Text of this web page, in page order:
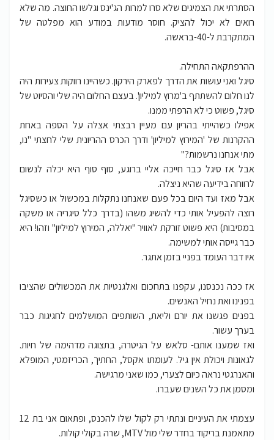
הסתרתי את הצמיגים שלא סרו למרות הג'ינס וגלשו החוצה. מה שלא
רואים לא יכול להציק. חוסר מודעות במודע הוא מפלטה של
המתקרבת ל-40-בראשה.
ההרפתקאה התחילה.
סיגל ואני עושות את הדרך לפארק הירקון. כשהיינו רווקות צעירות היה
לנו חלום להשתתף ב'מרוץ למיליון'. בעצם החלום היה שלי והסיוט של
סיגל, פשוט כי לא הרפתי ממנו.
אפילו כשהייתי בהריון עם מעיין רבצתי אצלה על הספה באחת
ההקרנות של 'המירוץ למיליון' ודרך הכרס ההריונית שלי לחצתי "נו,
מתי אנחנו נרשמות?"
אבל אז סיגל כבר חייכה אליי ברוגע, סוף סוף היא יכלה לנשום
לרווחה בידיעה שהיא ניצלה.
אבל מאז ועד היום בכל פעם שאנחנו נתקלות במכשול או כשסיגל
רוצה להפעיל אותי כדי להשיג משהו (בדרך כלל סיגריה או משקה
במסיבות) היא פשוט זורקת לאוויר "יאללה, המירוץ למיליון" וזהו! היא
כבר גייסה אותי למשימה.
איו דבר העומד בפניי בזמן אתגר.
אז ככה נכנסנו, עקפנו בתחכום ואלגנטיות את המכשולים שהציבו
בפנינו ואת נחיל האנשים.
בפנים פגשנו את יורם וליאת, השותפים המושלמים לחגיגות כבר
בערך עשור.
ואז שמענו אותם- סלאש על הגיטרה, בתצוגה מדהימה של חיות.
לגאונות ויכולת אין גיל. לעומתו אקסל, החתיך, הכריזמטי, המופלא
והאנרגטי נראה כיום לצערי, כמו שאני מרגישה.
ומסמן את כל השנים שעברו.
עצמתי את העיניים ונתתי רק לקול שלו להכנס, ופתאום אני בת 12
מתאמנת בריקוד בחדר שלי מול MTV, שרה בקולי קולות.